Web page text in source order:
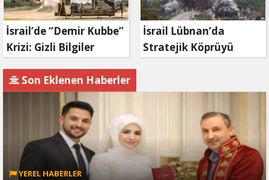
İsrail’de “Demir Kubbe”
Krizi: Gizli Bilgiler
Gözaltında
İsrail Lübnan’da
Stratejik Köprüyü
Son Eklenen Haberler
YEREL HABERLER